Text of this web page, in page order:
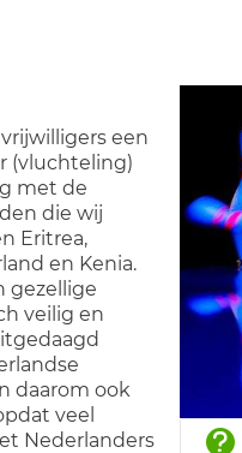
een
(vluchteling)
met de
die wij
Eritrea,
en Kenia.
gezellige
veilig en
daarom ook
veel
Nederlanders